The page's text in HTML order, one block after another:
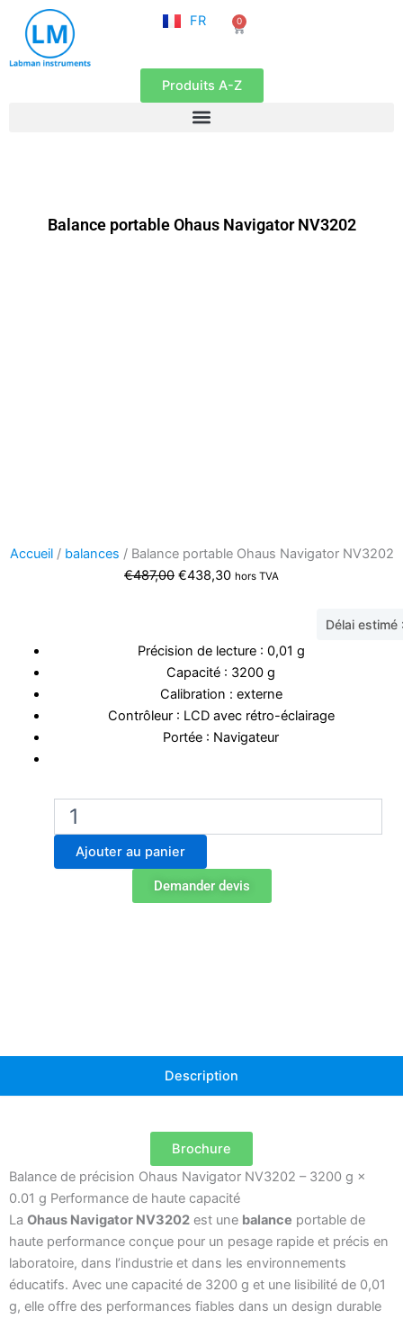
contenu
FR
EN
0
Panier
Produits A-Z
Balance portable Ohaus Navigator NV3202
Accueil/ balances / Balance portable Ohaus Navigator NV3202
€487,00 Le
€487,00.
€438,30Le
€438,30.
hors TVA
Délai
Précision de lecture : 0,01 g
Capacité : 3200 g
Calibration : externe
Contrôleur : LCD avec rétro-éclairage
Portée : Navigateur
quantité
Balance
portable
Ajouter au panier
Demander devis
Description
Brochure
Balance de précision Ohaus Navigator NV3202 – 3200 g ×
0.01 g Performance de haute capacité
La Ohaus Navigator NV3202 est une balance portable de
haute performance conçue pour un pesage rapide et précis en
laboratoire, dans l’industrie et dans les environnements
éducatifs. Avec une capacité de 3200 g et une lisibilité de 0,01
g, elle offre des performances fiables dans un design durable